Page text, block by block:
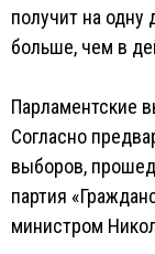
получит на
больше, чем в
Парламентские
Согласно
выборов,
партия
министром